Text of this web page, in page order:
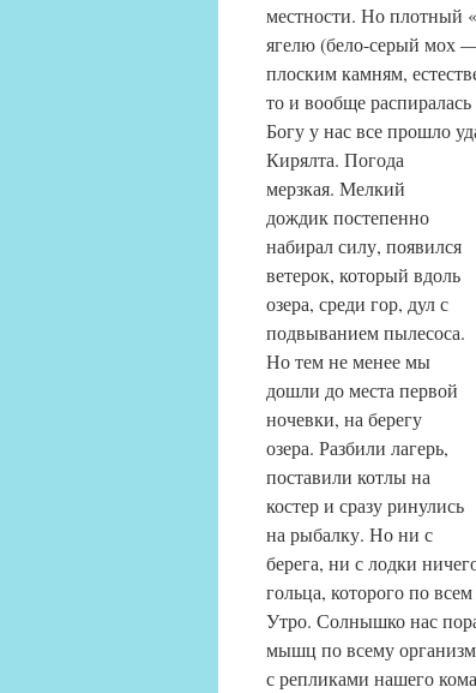
местности. Но плотный
ягелю (бело-серый мох
плоским камням,
то и вообще
Богу у нас все прошло
Кирялта. Погода
мерзкая. Мелкий
дождик постепенно
набирал силу, появился
ветерок, который вдоль
озера, среди гор, дул с
подвыванием пылесоса.
Но тем не менее мы
дошли до места первой
ночевки, на берегу
озера. Разбили лагерь,
поставили котлы на
костер и сразу ринулись
на рыбалку. Но ни с
берега, ни с лодки
гольца, которого по
Утро. Солнышко нас
мышц по всему
с репликами нашего